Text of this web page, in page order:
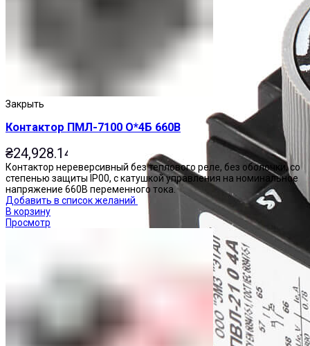
Закрыть
Контактор ПМЛ-7100 О*4Б 660В
₴24,928.14
Контактор нереверсивный без теплового реле, без оболочки, со
степенью защиты IP00, с катушкой управления на номинальное
напряжение 660В переменного тока.
Добавить в список желаний
В корзину
Просмотр